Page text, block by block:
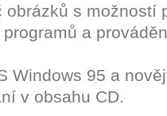
obrázků s možností
a
Windows 95 a
v obsahu CD.